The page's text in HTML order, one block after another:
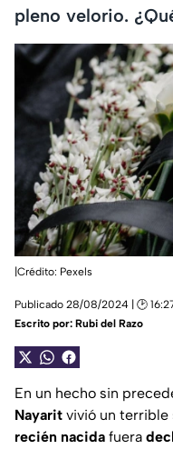
pleno velorio.
|Crédito: Pexels
Publicado 28/08/2024 | 🕑
Escrito por: Rubi del Razo
En un hecho sin
Nayarit vivió un terrible
recién nacida fuera